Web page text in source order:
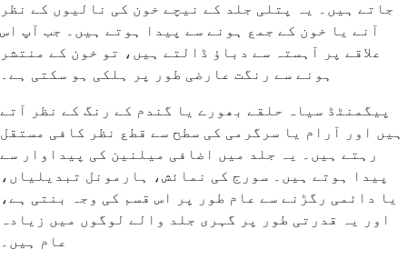
جاتے ہیں۔ یہ پتلی جلد کے نیچے خون کی نالیوں کے نظر
آنے یا خون کے جمع ہونے سے پیدا ہوتے ہیں۔ جب آپ اس
علاقے پر آہستہ سے دباؤ ڈالتے ہیں، تو خون کے منتشر
ہونے سے رنگت عارضی طور پر ہلکی ہو سکتی ہے۔
پیگمنٹڈ سیاہ حلقے بھورے یا گندم کے رنگ کے نظر آتے
ہیں اور آرام یا سرگرمی کی سطح سے قطع نظر کافی مستقل
رہتے ہیں۔ یہ جلد میں اضافی میلنین کی پیداوار سے
پیدا ہوتے ہیں۔ سورج کی نمائش، ہارمونل تبدیلیاں،
یا دائمی رگڑنے سے عام طور پر اس قسم کی وجہ بنتی ہے،
اور یہ قدرتی طور پر گہری جلد والے لوگوں میں زیادہ
عام ہیں۔